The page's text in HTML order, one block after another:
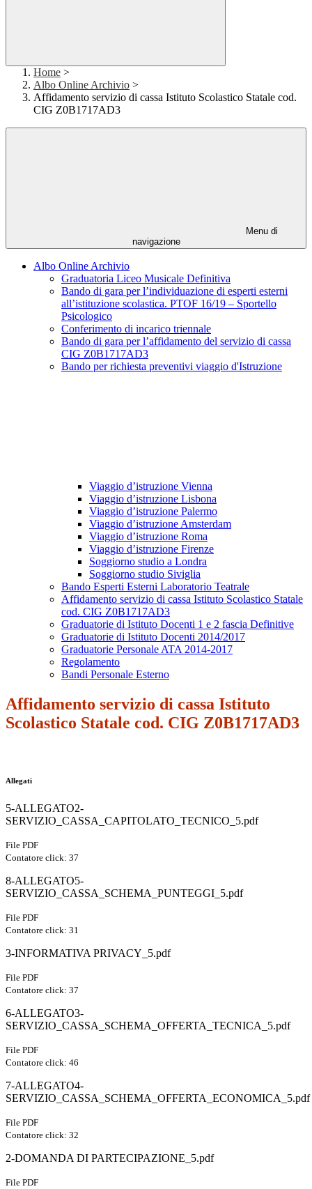
Home >
Albo Online Archivio >
Affidamento servizio di cassa Istituto Scolastico Statale cod.
CIG Z0B1717AD3
Menu di
navigazione
Albo Online Archivio
Graduatoria Liceo Musicale Definitiva
Bando di gara per l’individuazione di esperti esterni
all’istituzione scolastica. PTOF 16/19 – Sportello
Psicologico
Conferimento di incarico triennale
Bando di gara per l’affidamento del servizio di cassa
CIG Z0B1717AD3
Bando per richiesta preventivi viaggio d'Istruzione
Viaggio d’istruzione Vienna
Viaggio d’istruzione Lisbona
Viaggio d’istruzione Palermo
Viaggio d’istruzione Amsterdam
Viaggio d’istruzione Roma
Viaggio d’istruzione Firenze
Soggiorno studio a Londra
Soggiorno studio Siviglia
Bando Esperti Esterni Laboratorio Teatrale
Affidamento servizio di cassa Istituto Scolastico Statale
cod. CIG Z0B1717AD3
Graduatorie di Istituto Docenti 1 e 2 fascia Definitive
Graduatorie di Istituto Docenti 2014/2017
Graduatorie Personale ATA 2014-2017
Regolamento
Bandi Personale Esterno
Affidamento servizio di cassa Istituto
Scolastico Statale cod. CIG Z0B1717AD3
Allegati
5-ALLEGATO2-
SERVIZIO_CASSA_CAPITOLATO_TECNICO_5.pdf
File PDF
Contatore click: 37
8-ALLEGATO5-
SERVIZIO_CASSA_SCHEMA_PUNTEGGI_5.pdf
File PDF
Contatore click: 31
3-INFORMATIVA PRIVACY_5.pdf
File PDF
Contatore click: 37
6-ALLEGATO3-
SERVIZIO_CASSA_SCHEMA_OFFERTA_TECNICA_5.pdf
File PDF
Contatore click: 46
7-ALLEGATO4-
SERVIZIO_CASSA_SCHEMA_OFFERTA_ECONOMICA_5.pdf
File PDF
Contatore click: 32
2-DOMANDA DI PARTECIPAZIONE_5.pdf
File PDF